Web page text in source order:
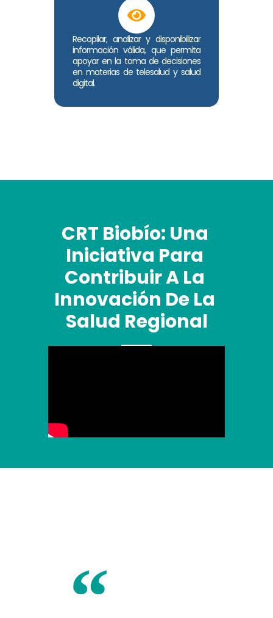
Recopilar, analizar y disponibilizar
información válida, que permita
apoyar en la toma de decisiones
en materias de telesalud y salud
digital.
CRT Biobío: Una
Iniciativa Para
Contribuir A La
Innovación De La
Salud Regional